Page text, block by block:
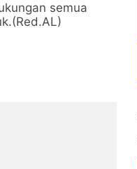
semua